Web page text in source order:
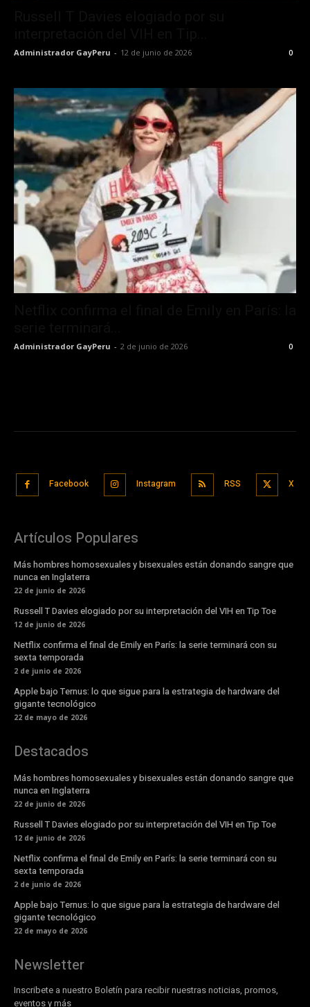
Administrador GayPeru - 12 de junio de 2026 0
Administrador GayPeru - 2 de junio de 2026 0
Facebook Instagram RSS X
Artículos Populares
Más hombres homosexuales y bisexuales están donando sangre que
nunca en Inglaterra
22 de junio de 2026
Russell T Davies elogiado por su interpretación del VIH en Tip Toe
12 de junio de 2026
Netflix confirma el final de Emily en París: la serie terminará con su
sexta temporada
2 de junio de 2026
Apple bajo Ternus: lo que sigue para la estrategia de hardware del
gigante tecnológico
22 de mayo de 2026
Destacados
Más hombres homosexuales y bisexuales están donando sangre que
nunca en Inglaterra
22 de junio de 2026
Russell T Davies elogiado por su interpretación del VIH en Tip Toe
12 de junio de 2026
Netflix confirma el final de Emily en París: la serie terminará con su
sexta temporada
2 de junio de 2026
Apple bajo Ternus: lo que sigue para la estrategia de hardware del
gigante tecnológico
22 de mayo de 2026
Newsletter
Inscribete a nuestro Boletín para recibir nuestras noticias, promos,
eventos y más